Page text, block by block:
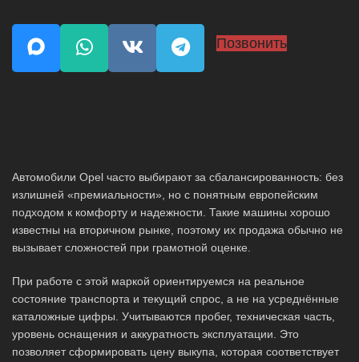
Позвонить
Автомобили Opel часто выбирают за сбалансированность: без
излишней «премиальности», но с понятным европейским
подходом к комфорту и надежности. Такие машины хорошо
известны на вторичном рынке, поэтому их продажа обычно не
вызывает сложностей при грамотной оценке.
При работе с этой маркой ориентируемся на реальное
состояние транспорта и текущий спрос, а не на усреднённые
каталожные цифры. Учитываются пробег, техническая часть,
уровень оснащения и аккуратность эксплуатации. Это
позволяет сформировать цену выкупа, которая соответствует